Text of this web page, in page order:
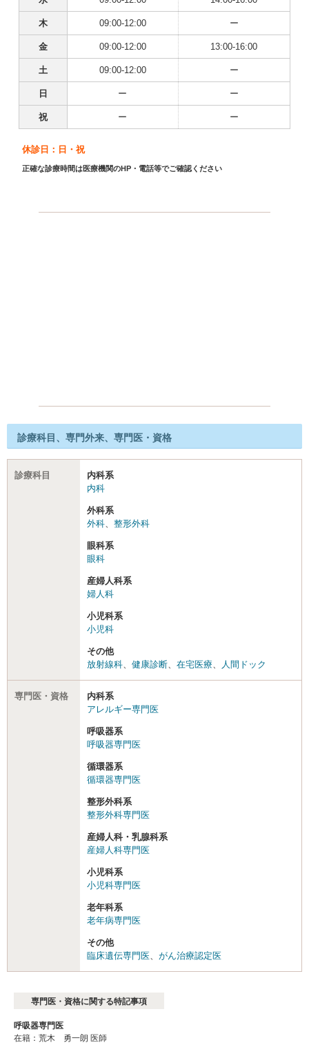
木 09:00-12:00 ー
金 09:00-12:00 13:00-16:00
土 09:00-12:00 ー
日 ー ー
祝 ー ー
休診日：日・祝
正確な診療時間は医療機関のHP・電話等でご確認ください
診療科目、専門外来、専門医・資格
診療科目
内科系
内科
外科系
外科
整形外科
眼科系
眼科
産婦人科系
婦人科
小児科系
小児科
その他
放射線科
健康診断 在宅医療 人間ドック
専門医・資格
内科系
アレルギー専門医
呼吸器系
呼吸器専門医
循環器系
循環器専門医
整形外科系
整形外科専門医
産婦人科・乳腺科系
産婦人科専門医
小児科系
小児科専門医
老年科系
老年病専門医
その他
臨床遺伝専門医
がん治療認定医
専門医・資格に関する特記事項
呼吸器専門医
在籍：荒木 勇一朗 医師